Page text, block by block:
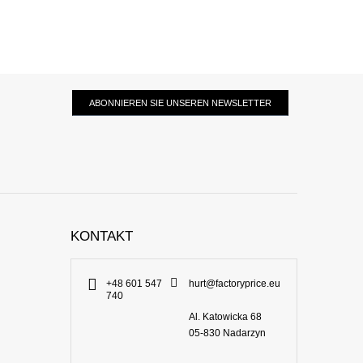
ABONNIEREN SIE UNSEREN NEWSLETTER
KONTAKT
+48 601 547
740
hurt@factoryprice.eu
Al. Katowicka 68
05-830 Nadarzyn